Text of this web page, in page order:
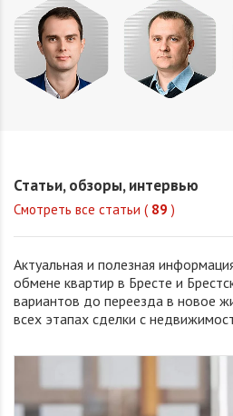
Статьи, обзоры, интервью
Смотреть все статьи ( 89 )
Актуальная и полезная
обмене квартир в Бресте и
вариантов до переезда в новое
всех этапах сделки с